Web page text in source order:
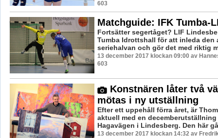
603
Matchguide: IFK Tumba-
Fortsätter segertåget? LIF
Tumba Idrottshall för att inleda den
seriehalvan och gör det med riktig
13 december 2017 klockan 09:00 av
603
Konstnären låter två
mötas i ny utställning
Efter ett uppehåll förra året, är
aktuell med en
Hagavägen i Lindesberg. Den här
13 december 2017 klockan 14:32 av